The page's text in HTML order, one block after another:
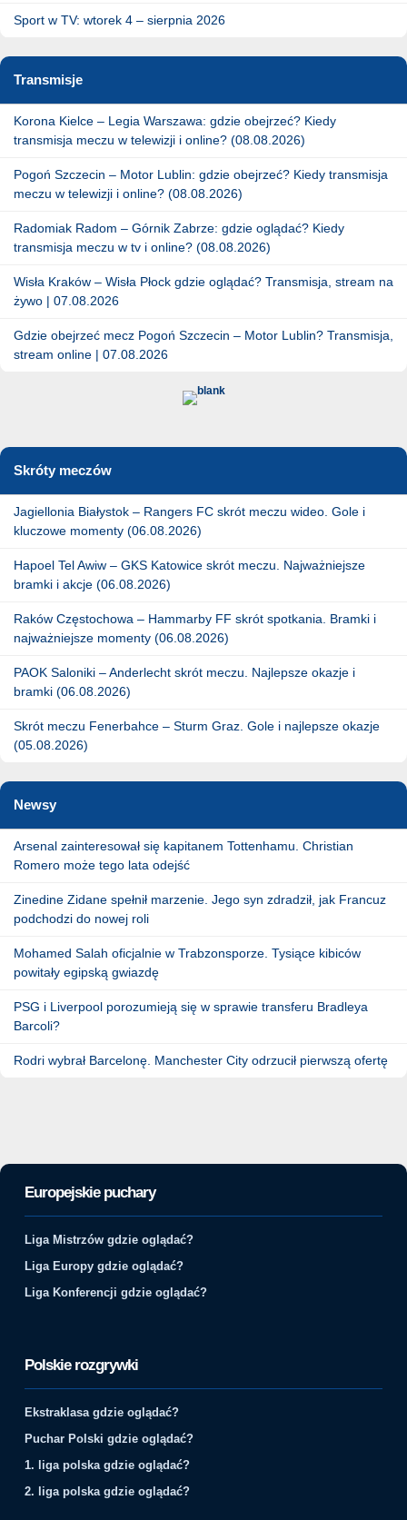
Sport w TV: wtorek 4 – sierpnia 2026
Transmisje
Korona Kielce – Legia Warszawa: gdzie obejrzeć? Kiedy
transmisja meczu w telewizji i online? (08.08.2026)
Pogoń Szczecin – Motor Lublin: gdzie obejrzeć? Kiedy transmisja
meczu w telewizji i online? (08.08.2026)
Radomiak Radom – Górnik Zabrze: gdzie oglądać? Kiedy
transmisja meczu w tv i online? (08.08.2026)
Wisła Kraków – Wisła Płock gdzie oglądać? Transmisja, stream na
żywo | 07.08.2026
Gdzie obejrzeć mecz Pogoń Szczecin – Motor Lublin? Transmisja,
stream online | 07.08.2026
Skróty meczów
Jagiellonia Białystok – Rangers FC skrót meczu wideo. Gole i
kluczowe momenty (06.08.2026)
Hapoel Tel Awiw – GKS Katowice skrót meczu. Najważniejsze
bramki i akcje (06.08.2026)
Raków Częstochowa – Hammarby FF skrót spotkania. Bramki i
najważniejsze momenty (06.08.2026)
PAOK Saloniki – Anderlecht skrót meczu. Najlepsze okazje i
bramki (06.08.2026)
Skrót meczu Fenerbahce – Sturm Graz. Gole i najlepsze okazje
(05.08.2026)
Newsy
Arsenal zainteresował się kapitanem Tottenhamu. Christian
Romero może tego lata odejść
Zinedine Zidane spełnił marzenie. Jego syn zdradził, jak Francuz
podchodzi do nowej roli
Mohamed Salah oficjalnie w Trabzonsporze. Tysiące kibiców
powitały egipską gwiazdę
PSG i Liverpool porozumieją się w sprawie transferu Bradleya
Barcoli?
Rodri wybrał Barcelonę. Manchester City odrzucił pierwszą ofertę
Europejskie puchary
Liga Mistrzów gdzie oglądać?
Liga Europy gdzie oglądać?
Liga Konferencji gdzie oglądać?
Polskie rozgrywki
Ekstraklasa gdzie oglądać?
Puchar Polski gdzie oglądać?
1. liga polska gdzie oglądać?
2. liga polska gdzie oglądać?